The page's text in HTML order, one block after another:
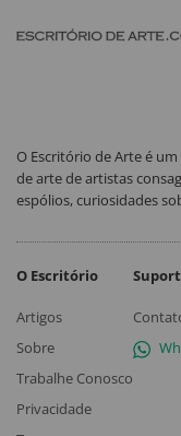
O Escritório de Arte é
de arte de artistas
espólios, curiosidades
O Escritório
Artigos
Sobre
Trabalhe Conosco
Privacidade